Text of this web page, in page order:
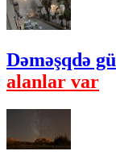
Dəməşqdə
alanlar var